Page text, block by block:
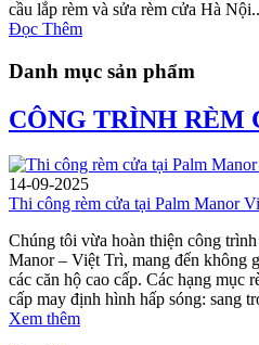
cầu lắp rèm và sửa rèm cửa Hà
Đọc Thêm
Danh mục sản phẩm
CÔNG TRÌNH RÈM
14-09-2025
Thi công rèm cửa tại Palm Manor
Chúng tôi vừa hoàn thiện công
Manor – Việt Trì, mang đến không
các căn hộ cao cấp. Các hạng mục
cấp may định hình hấp sóng: sang
Xem thêm